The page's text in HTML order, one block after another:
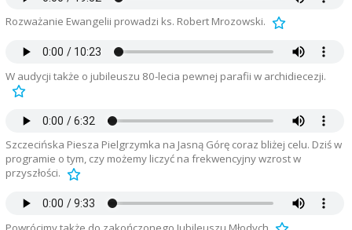
Rozważanie Ewangelii prowadzi ks. Robert Mrozowski.
W audycji także o jubileuszu 80-lecia pewnej parafii w archidiecezji.
Szczecińska Piesza Pielgrzymka na Jasną Górę coraz bliżej celu. Dziś w
programie o tym, czy możemy liczyć na frekwencyjny wzrost w
przyszłości.